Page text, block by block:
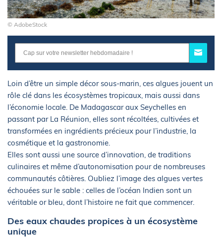
© AdobeStock
Loin d’être un simple décor sous-marin, ces algues jouent un
rôle clé dans les écosystèmes tropicaux, mais aussi dans
l’économie locale. De Madagascar aux Seychelles en
passant par La Réunion, elles sont récoltées, cultivées et
transformées en ingrédients précieux pour l’industrie, la
cosmétique et la gastronomie.
Elles sont aussi une source d’innovation, de traditions
culinaires et même d’autonomisation pour de nombreuses
communautés côtières. Oubliez l’image des algues vertes
échouées sur le sable : celles de l’océan Indien sont un
véritable or bleu, dont l’histoire ne fait que commencer.
Des eaux chaudes propices à un écosystème
unique